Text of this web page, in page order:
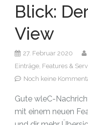
Blick:
View
27. Februar 2020
Einträge, Features &
Noch keine
Gute wleC-
mit einem neuen